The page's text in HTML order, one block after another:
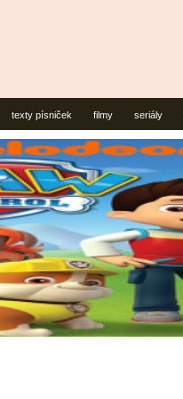
texty písniček filmy seriály